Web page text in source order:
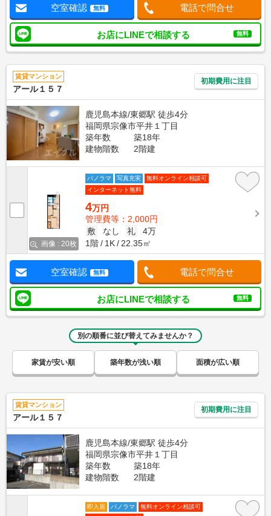
空室確認 無料 電話で問合せ
お店にLINEで相談する 無料
賃貸マンション
アール１５７
初期費用に注目
鹿児島本線/東郷駅 徒歩4分
福岡県宗像市平井１丁目
築年数
築18年
建物階数
2階建
画像 : 20枚
パノラマ 写真充実
無料オンライン相談可
インターネット無料
4万円
管理費等：2,000円
敷
なし 礼
4万
1階
1K 22.35㎡
空室確認 無料 電話で問合せ
お店にLINEで相談する 無料
別の順番に並び替えてみませんか？
家賃が安い順 築年数が浅い順 面積が広い順
賃貸マンション
アール１５７
初期費用に注目
鹿児島本線/東郷駅 徒歩4分
福岡県宗像市平井１丁目
築年数
築18年
建物階数
2階建
即入居 パノラマ
無料オンライン相談可